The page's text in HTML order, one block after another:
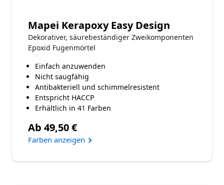
Mapei Kerapoxy Easy Design
Dekorativer, säurebeständiger Zweikomponenten
Epoxid Fugenmörtel
Einfach anzuwenden
Nicht saugfähig
Antibakteriell und schimmelresistent
Entspricht HACCP
Erhältlich in 41 Farben
Ab 49,50 €
Farben anzeigen